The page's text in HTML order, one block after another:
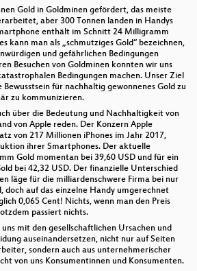
Gold in Goldminen gefördert, das meiste
aber 300 Tonnen landen in Handys
enthält im Schnitt 24 Milligramm
kann man als „schmutziges Gold“ bezeichnen,
und gefährlichen Bedingungen
Besuchen von Goldminen konnten wir uns
Bedingungen machen. Unser Ziel
Bewusstsein für nachhaltig gewonnenes Gold zu
zu kommunizieren.
über die Bedeutung und Nachhaltigkeit von
von Apple reden. Der Konzern Apple
von 217 Millionen iPhones im Jahr 2017,
ihrer Smartphones. Der aktuelle
Gold momentan bei 39,60 USD und für ein
bei 42,32 USD. Der finanzielle Unterschied
läge für die milliardenschwere Firma bei nur
doch auf das einzelne Handy umgerechnet
0,065 Cent! Nichts, wenn man den Preis
passiert nichts.
mit den gesellschaftlichen Ursachen und
auseinandersetzen, nicht nur auf Seiten
sondern auch aus unternehmerischer
von uns Konsumentinnen und Konsumenten.